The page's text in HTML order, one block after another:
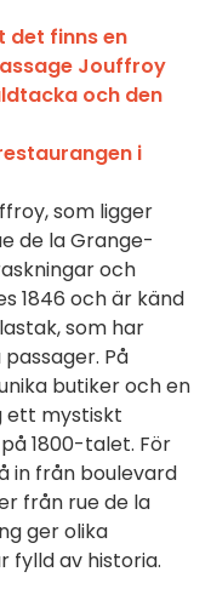
det finns en
Jouffroy
och den
i
som ligger
de la Grange-
och
1846 och är känd
som har
På
butiker och en
ett mystiskt
1800-talet. För
in från boulevard
från rue de la
ger olika
fylld av historia.